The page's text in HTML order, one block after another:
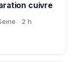
cuivre
2 h